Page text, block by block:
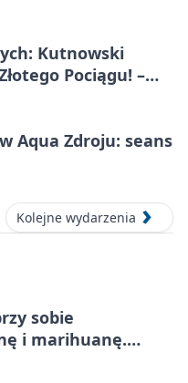
Kutnowski
Pociągu! –
Aqua Zdroju: seans
Kolejne wydarzenia
sobie
i marihuanę.